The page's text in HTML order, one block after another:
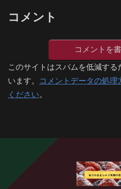
コメント
コメントを
このサイトはスパムを低減する
います。
コメントデータの処
ください。